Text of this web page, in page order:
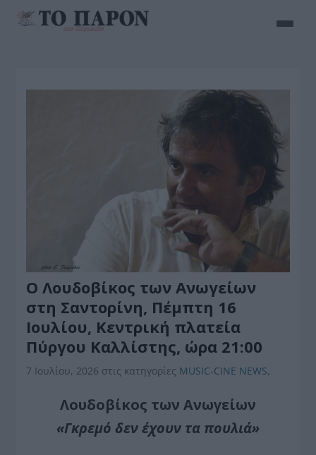
Ο Λουδοβίκος των Ανωγείων
στη Σαντορίνη, Πέμπτη 16
Ιουλίου, Κεντρική πλατεία
Πύργου Καλλίστης, ώρα 21:00
7 Ιουλίου, 2026 στις κατηγορίες MUSIC-CINE NEWS,
Λουδοβίκος των Ανωγείων
«Γκρεμό δεν έχουν τα πουλιά»